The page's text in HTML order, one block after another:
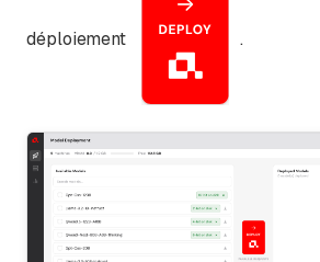
déploiement .